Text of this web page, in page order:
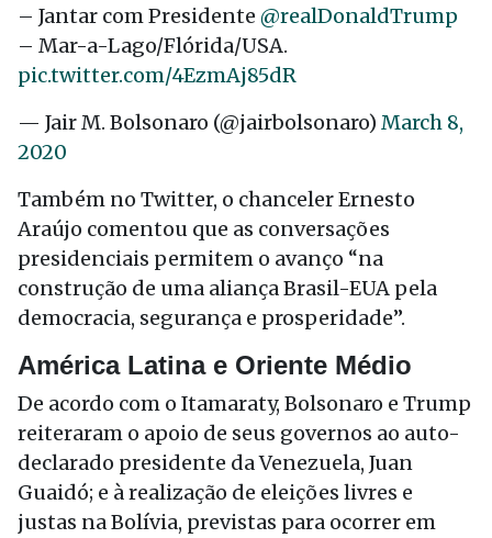
– Jantar com Presidente @realDonaldTrump
– Mar-a-Lago/Flórida/USA.
pic.twitter.com/4EzmAj85dR
— Jair M. Bolsonaro (@jairbolsonaro) March 8,
2020
Também no Twitter, o chanceler Ernesto
Araújo comentou que as conversações
presidenciais permitem o avanço “na
construção de uma aliança Brasil-EUA pela
democracia, segurança e prosperidade”.
América Latina e Oriente Médio
De acordo com o Itamaraty, Bolsonaro e Trump
reiteraram o apoio de seus governos ao auto-
declarado presidente da Venezuela, Juan
Guaidó; e à realização de eleições livres e
justas na Bolívia, previstas para ocorrer em